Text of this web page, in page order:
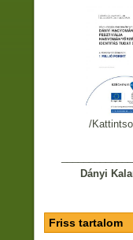
/
Dányi
Friss tartalom